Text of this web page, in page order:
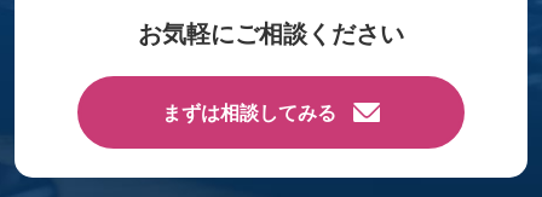
お気軽にご相談ください
まずは相談してみる